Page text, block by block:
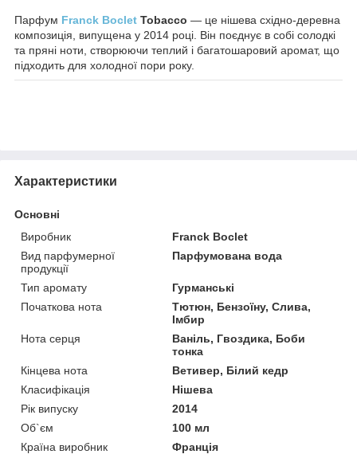
Парфум Franck Boclet Tobacco — це нішева східно-деревна
композиція, випущена у 2014 році. Він поєднує в собі солодкі
та пряні ноти, створюючи теплий і багатошаровий аромат, що
підходить для холодної пори року.
Характеристики
Основні
Виробник
Franck Boclet
Вид парфумерної
продукції
Парфумована вода
Тип аромату
Гурманські
Початкова нота
Тютюн, Бензоїну, Слива,
Імбир
Нота серця
Ваніль, Гвоздика, Боби
тонка
Кінцева нота
Ветивер, Білий кедр
Класифікація
Нішева
Рік випуску
2014
Об`єм
100 мл
Країна виробник
Франція